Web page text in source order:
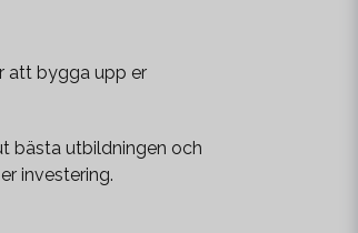
att bygga upp er
bästa utbildningen och
investering.